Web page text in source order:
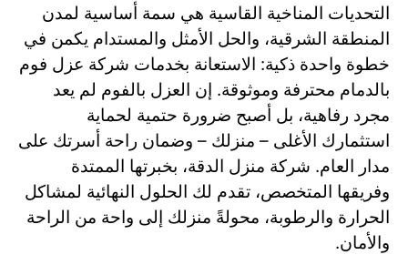
التحديات المناخية القاسية هي سمة أساسية لمدن
المنطقة الشرقية، والحل الأمثل والمستدام يكمن في
خطوة واحدة ذكية: الاستعانة بخدمات شركة عزل فوم
بالدمام محترفة وموثوقة. إن العزل بالفوم لم يعد
مجرد رفاهية، بل أصبح ضرورة حتمية لحماية
استثمارك الأغلى – منزلك – وضمان راحة أسرتك على
مدار العام. شركة منزل الدقة، بخبرتها الممتدة
وفريقها المتخصص، تقدم لك الحلول النهائية لمشاكل
الحرارة والرطوبة، محولةً منزلك إلى واحة من الراحة
والأمان.